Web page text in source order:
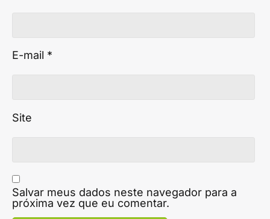
E-mail *
Site
Salvar meus dados neste navegador para a
próxima vez que eu comentar.